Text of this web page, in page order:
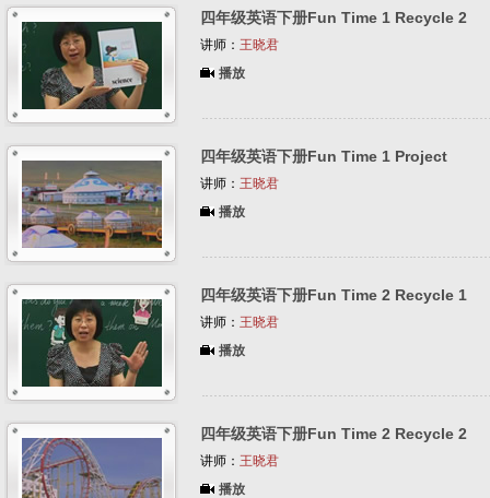
四年级英语下册Fun Time 1 Recycle 2
讲师： 王晓君
播放
四年级英语下册Fun Time 1 Project
讲师： 王晓君
播放
四年级英语下册Fun Time 2 Recycle 1
讲师： 王晓君
播放
四年级英语下册Fun Time 2 Recycle 2
讲师： 王晓君
播放